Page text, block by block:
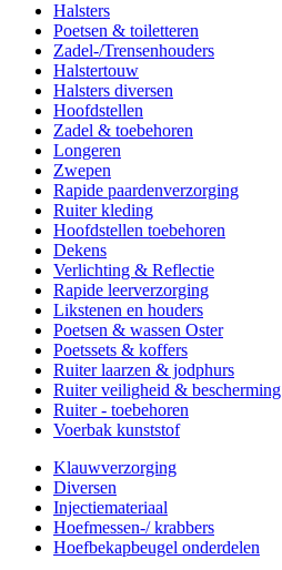
Halsters
Poetsen & toiletteren
Zadel-/Trensenhouders
Halstertouw
Halsters diversen
Hoofdstellen
Zadel & toebehoren
Longeren
Zwepen
Rapide paardenverzorging
Ruiter kleding
Hoofdstellen toebehoren
Dekens
Verlichting & Reflectie
Rapide leerverzorging
Likstenen en houders
Poetsen & wassen Oster
Poetssets & koffers
Ruiter laarzen & jodphurs
Ruiter veiligheid & bescherming
Ruiter - toebehoren
Voerbak kunststof
Klauwverzorging
Diversen
Injectiemateriaal
Hoefmessen-/ krabbers
Hoefbekapbeugel onderdelen